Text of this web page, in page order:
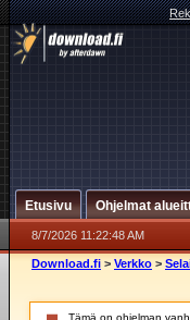
Etusivu Ohjelmat
8/7/2026 11:22:48 AM
Download.fi > Verkko >
Tämä on ohjelman